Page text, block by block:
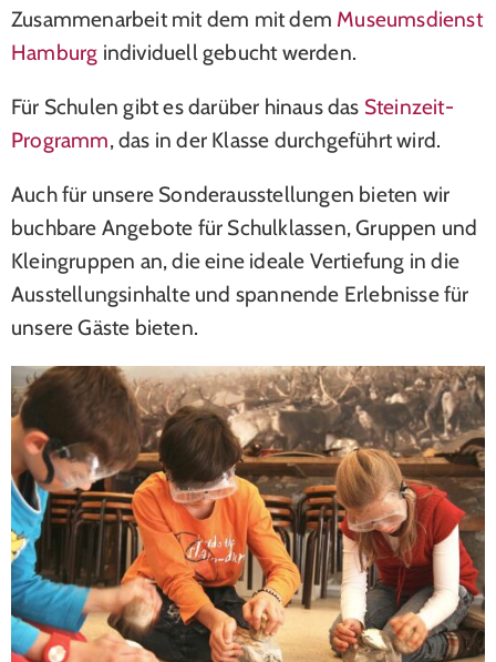
Zusammenarbeit mit dem mit dem Museumsdienst
Hamburg individuell gebucht werden.
Für Schulen gibt es darüber hinaus das Steinzeit-
Programm, das in der Klasse durchgeführt wird.
Auch für unsere Sonderausstellungen bieten wir
buchbare Angebote für Schulklassen, Gruppen und
Kleingruppen an, die eine ideale Vertiefung in die
Ausstellungsinhalte und spannende Erlebnisse für
unsere Gäste bieten.